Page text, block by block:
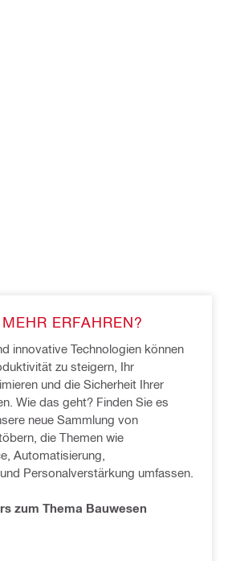
ERFAHREN?
innovative Technologien können
zu steigern, Ihr
und die Sicherheit Ihrer
Wie das geht? Finden Sie es
neue Sammlung von
die Themen wie
Automatisierung,
Personalverstärkung umfassen.
zum Thema Bauwesen